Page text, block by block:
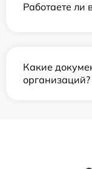
Работаете ли
Какие
организаций?